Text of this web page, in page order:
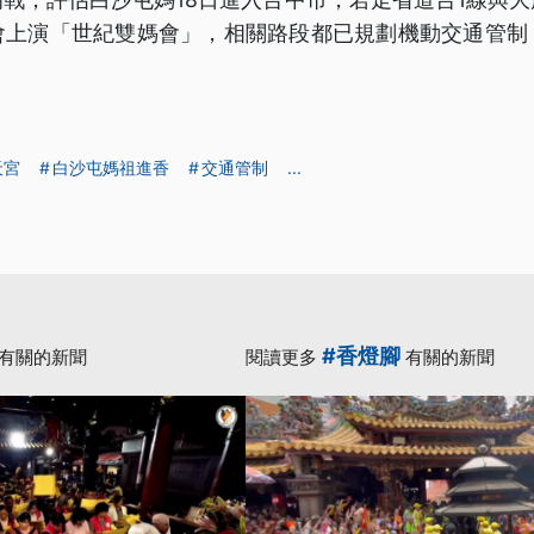
演「世紀雙媽會」，相關路段都已規劃機動交通管
宮 白沙屯媽祖進香 交通管制 ...
關的新聞 閱讀更多 #香燈腳 有關的新聞